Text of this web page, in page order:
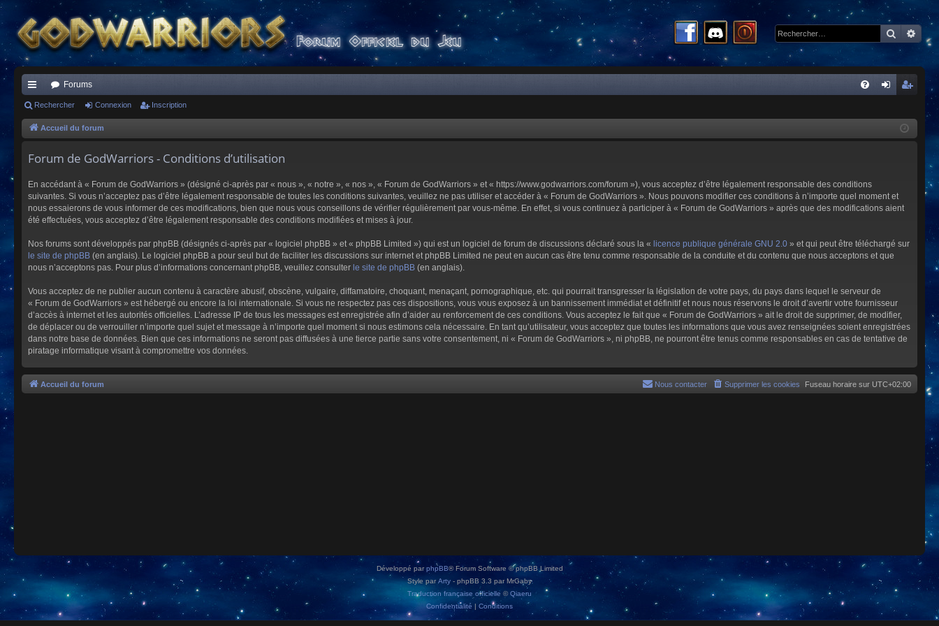
ac
co
s
Forums
cri
Rechercher Connexion Inscription
Accueil du forum
Forum de GodWarriors - Conditions d’utilisation
En accédant à « Forum de GodWarriors » (désigné ci-après par « nous », « notre », « nos », « Forum de GodWarriors » et « https://www.godwarriors.com/forum »), vous acceptez d’être légalement responsable des conditions
suivantes. Si vous n’acceptez pas d’être légalement responsable de toutes les conditions suivantes, veuillez ne pas utiliser et accéder à « Forum de GodWarriors ». Nous pouvons modifier ces conditions à n’importe quel moment et
nous essaierons de vous informer de ces modifications, bien que nous vous conseillons de vérifier régulièrement par vous-même. En effet, si vous continuez à participer à « Forum de GodWarriors » après que des modifications aient
été effectuées, vous acceptez d’être légalement responsable des conditions modifiées et mises à jour.
Nos forums sont développés par phpBB (désignés ci-après par « logiciel phpBB » et « phpBB Limited ») qui est un logiciel de forum de discussions déclaré sous la « licence publique générale GNU 2.0 » et qui peut être téléchargé sur
le site de phpBB (en anglais). Le logiciel phpBB a pour seul but de faciliter les discussions sur internet et phpBB Limited ne peut en aucun cas être tenu comme responsable de la conduite et du contenu que nous acceptons et que
nous n’acceptons pas. Pour plus d’informations concernant phpBB, veuillez consulter le site de phpBB (en anglais).
Vous acceptez de ne publier aucun contenu à caractère abusif, obscène, vulgaire, diffamatoire, choquant, menaçant, pornographique, etc. qui pourrait transgresser la législation de votre pays, du pays dans lequel le serveur de
« Forum de GodWarriors » est hébergé ou encore la loi internationale. Si vous ne respectez pas ces dispositions, vous vous exposez à un bannissement immédiat et définitif et nous nous réservons le droit d’avertir votre fournisseur
d’accès à internet et les autorités officielles. L’adresse IP de tous les messages est enregistrée afin d’aider au renforcement de ces conditions. Vous acceptez le fait que « Forum de GodWarriors » ait le droit de supprimer, de modifier,
de déplacer ou de verrouiller n’importe quel sujet et message à n’importe quel moment si nous estimons cela nécessaire. En tant qu’utilisateur, vous acceptez que toutes les informations que vous avez renseignées soient enregistrées
dans notre base de données. Bien que ces informations ne seront pas diffusées à une tierce partie sans votre consentement, ni « Forum de GodWarriors », ni phpBB, ne pourront être tenus comme responsables en cas de tentative de
piratage informatique visant à compromettre vos données.
Accueil du forum Fuseau horaire sur UTC+02:00
Supprimer les cookies
Nous contacter
Développé parphpBB® Forum Software © phpBB Limited
Style par Arty - phpBB 3.3 par MrGaby
Traduction française officielle ©Qiaeru
Confidentialité | Conditions